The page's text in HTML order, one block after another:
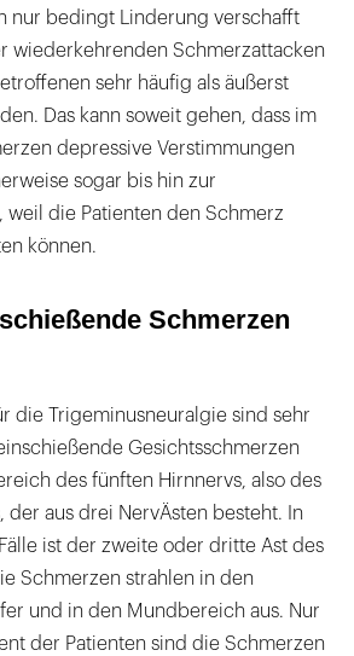
nur bedingt Linderung verschafft
wiederkehrenden Schmerzattacken
sehr häufig als äußerst
Das kann soweit gehen, dass im
depressive Verstimmungen
sogar bis hin zur
die Patienten den Schmerz
können.
Schmerzen
die Trigeminusneuralgie sind sehr
Gesichtsschmerzen
des fünften Hirnnervs, also des
der aus drei NervÄsten besteht. In
ist der zweite oder dritte Ast des
Schmerzen strahlen in den
und in den Mundbereich aus. Nur
der Patienten sind die Schmerzen